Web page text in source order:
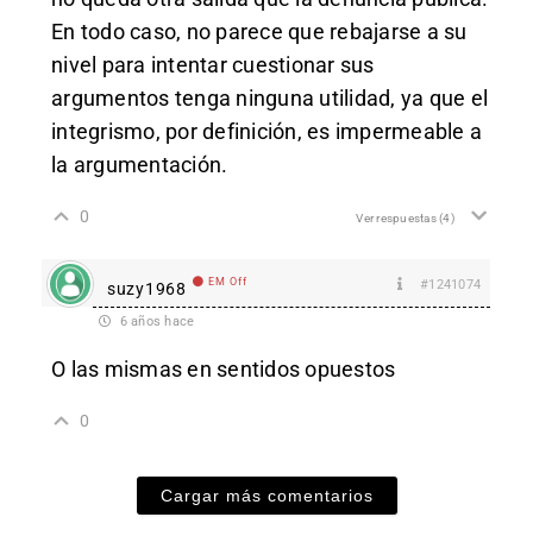
En todo caso, no parece que rebajarse a su
nivel para intentar cuestionar sus
argumentos tenga ninguna utilidad, ya que el
integrismo, por definición, es impermeable a
la argumentación.
0 Ver respuestas(4)
suzy1968 EM Off #1241074
6 años hace
O las mismas en sentidos opuestos
0
Cargar más comentarios